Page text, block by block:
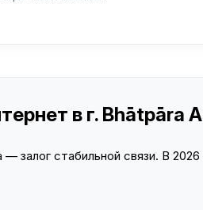
в г. Bhātpāra
залог стабильной связи. В